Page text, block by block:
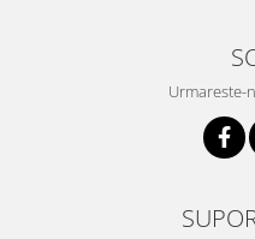
Urmareste-